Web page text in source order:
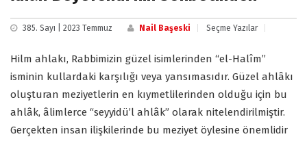
385. Sayı | 2023 Temmuz Nail Başeski Seçme Yazılar
Hilm ahlakı, Rabbimizin güzel isimlerinden “el-Halîm”
isminin kullardaki karşılığı veya yansımasıdır. Güzel ahlâkı
oluşturan meziyetlerin en kıymetlilerinden olduğu için bu
ahlâk, âlimlerce “seyyidü’l ahlâk” olarak nitelendirilmiştir.
Gerçekten insan ilişkilerinde bu meziyet öylesine önemlidir